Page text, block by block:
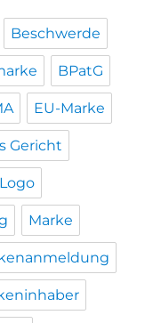
Beschwerde
BPatG
EU-Marke
Gericht
Logo
Marke